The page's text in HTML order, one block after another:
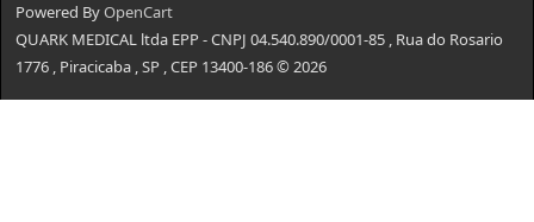
Powered ByOpenCart
QUARK MEDICAL ltda EPP - CNPJ 04.540.890/0001-85 , Rua do Rosario
1776 , Piracicaba , SP , CEP 13400-186 © 2026